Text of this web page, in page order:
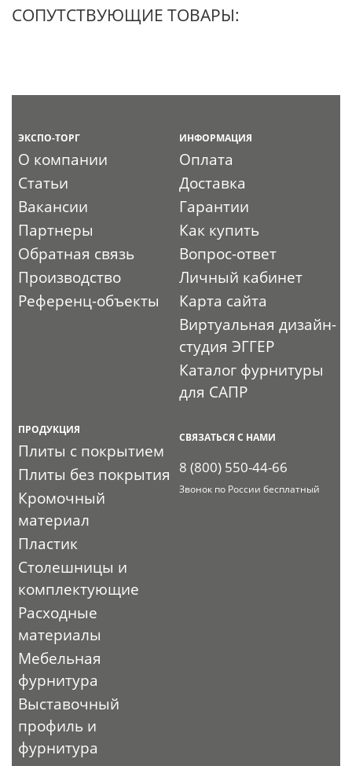
СОПУТСТВУЮЩИЕ ТОВАРЫ:
ЭКСПО-ТОРГ
О компании
Статьи
Вакансии
Партнеры
Обратная связь
Производство
Референц-объекты
ИНФОРМАЦИЯ
Оплата
Доставка
Гарантии
Как купить
Вопрос-ответ
Личный кабинет
Карта сайта
Виртуальная дизайн-
студия ЭГГЕР
Каталог фурнитуры
для САПР
ПРОДУКЦИЯ
Плиты с покрытием
Плиты без покрытия
Кромочный
материал
Пластик
Столешницы и
комплектующие
Расходные
материалы
Мебельная
фурнитура
Выставочный
профиль и
фурнитура
СВЯЗАТЬСЯ С НАМИ
8 (800) 550-44-66
Звонок по России бесплатный